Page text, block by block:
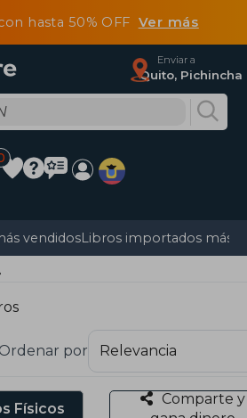
hasta 50% OFF Ver más
Enviar a
Quito, Pichincha
vendidosLibros importados más
Ordenar por
Físicos
Comparte y